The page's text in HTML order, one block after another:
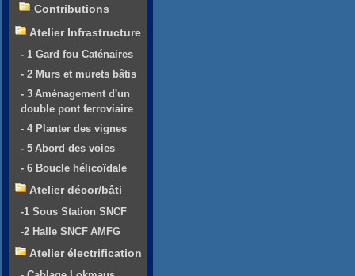
Contributions
Atelier Infrastructure
- 1 Gard fou Caténaires
- 2 Murs et murets bâtis
- 3 Aménagement d'un
double pont ferroviaire
- 4 Planter des vignes
- 5 Abord des voies
- 6 Boucle hélicoïdale
Atelier décor/bâti
-1 Sous Station SNCF
-2 Halle SNCF AMFG
Atelier électrification